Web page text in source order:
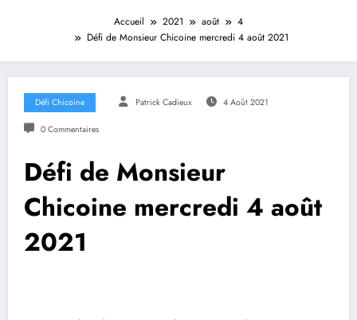
Accueil 2021 août
4
Défi de Monsieur Chicoine mercredi 4 août 2021
Défi Chicoine Patrick Cadieux 4 Août 2021
0 Commentaires
Défi de Monsieur
Chicoine mercredi 4 août
2021